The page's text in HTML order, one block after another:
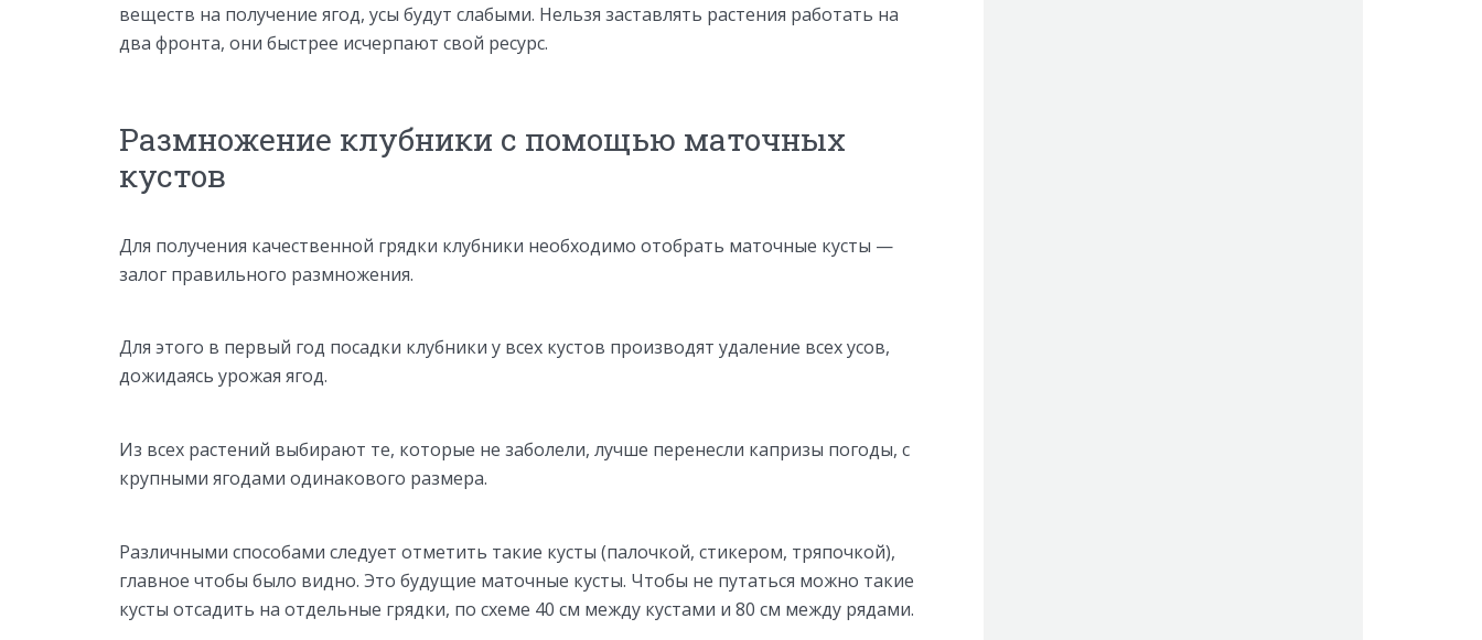
веществ на получение ягод, усы будут слабыми. Нельзя заставлять растения работать на
два фронта, они быстрее исчерпают свой ресурс.
Размножение клубники с помощью маточных
кустов
Для получения качественной грядки клубники необходимо отобрать маточные кусты —
залог правильного размножения.
Для этого в первый год посадки клубники у всех кустов производят удаление всех усов,
дожидаясь урожая ягод.
Из всех растений выбирают те, которые не заболели, лучше перенесли капризы погоды, с
крупными ягодами одинакового размера.
Различными способами следует отметить такие кусты (палочкой, стикером, тряпочкой),
главное чтобы было видно. Это будущие маточные кусты. Чтобы не путаться можно такие
кусты отсадить на отдельные грядки, по схеме 40 см между кустами и 80 см между рядами.